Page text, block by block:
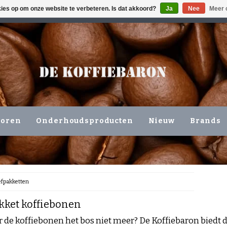
VOLGENDE WERKDAG !!! OF OPHALEN
Onderhoudsproducten Nieuw Brands
koffiebonen
de koffiebonen het bos niet meer? De Koffiebaron biedt
op om onze website te verbeteren. Is dat akkoord? Ja Nee Meer